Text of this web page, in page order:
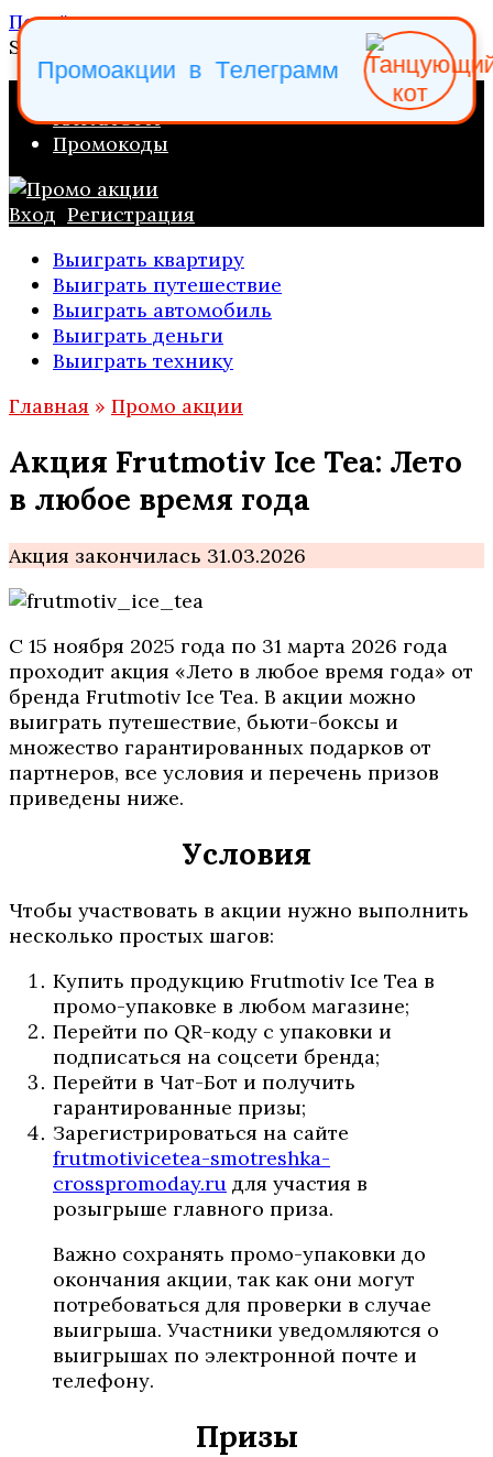
Перейти к содержанию
Search for:
КАТАЛОГИ
Промокоды
Вход Регистрация
Выиграть квартиру
Выиграть путешествие
Выиграть автомобиль
Выиграть деньги
Выиграть технику
Главная » Промо акции
Акция Frutmotiv Ice Tea: Лето
в любое время года
Акция закончилась 31.03.2026
С 15 ноября 2025 года по 31 марта 2026 года
проходит акция «Лето в любое время года» от
бренда Frutmotiv Ice Tea. В акции можно
выиграть путешествие, бьюти-боксы и
множество гарантированных подарков от
партнеров, все условия и перечень призов
приведены ниже.
Условия
Чтобы участвовать в акции нужно выполнить
несколько простых шагов:
Купить продукцию Frutmotiv Ice Tea в
промо-упаковке в любом магазине;
Перейти по QR-коду с упаковки и
подписаться на соцсети бренда;
Перейти в Чат-Бот и получить
гарантированные призы;
Зарегистрироваться на сайте
frutmotivicetea-smotreshka-
crosspromoday.ru для участия в
розыгрыше главного приза.
Важно сохранять промо-упаковки до
окончания акции, так как они могут
потребоваться для проверки в случае
выигрыша. Участники уведомляются о
выигрышах по электронной почте и
телефону.
Призы
Промоакции в Телеграмм